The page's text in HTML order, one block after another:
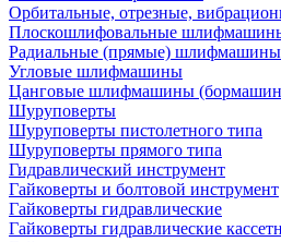
Орбитальные, отрезные,
Плоскошлифовальные
Радиальные (прямые) шлифмашины
Угловые шлифмашины
Цанговые шлифмашины
Шуруповерты
Шуруповерты пистолетного типа
Шуруповерты прямого типа
Гидравлический инструмент
Гайковерты и болтовой инструмент
Гайковерты гидравлические
Гайковерты гидравлические